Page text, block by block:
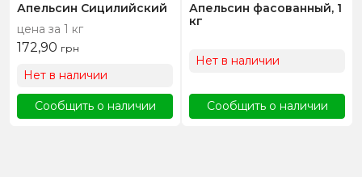
Апельсин Сицилийский
цена за 1 кг
172,90 грн
Нет в наличии
Сообщить о наличии
Апельсин фасованный, 1
кг
Нет в наличии
Сообщить о наличии